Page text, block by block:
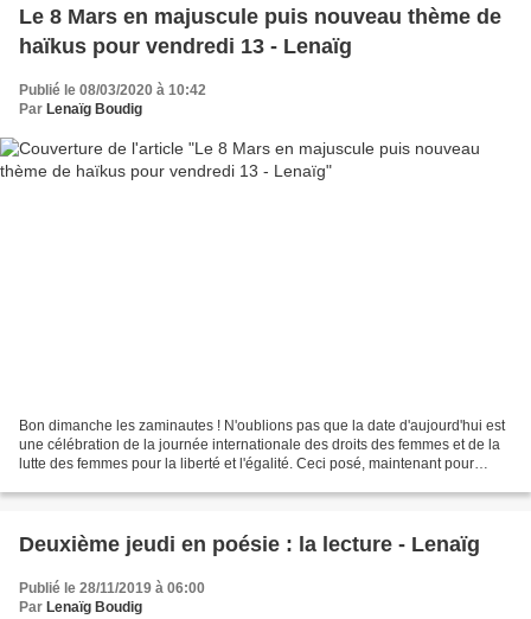
Le 8 Mars en majuscule puis nouveau thème de
haïkus pour vendredi 13 - Lenaïg
Publié le 08/03/2020 à 10:42
Par Lenaïg Boudig
Bon dimanche les zaminautes ! N'oublions pas que la date d'aujourd'hui est
une célébration de la journée internationale des droits des femmes et de la
lutte des femmes pour la liberté et l'égalité. Ceci posé, maintenant pour
Deuxième jeudi en poésie : la lecture - Lenaïg
Publié le 28/11/2019 à 06:00
Par Lenaïg Boudig